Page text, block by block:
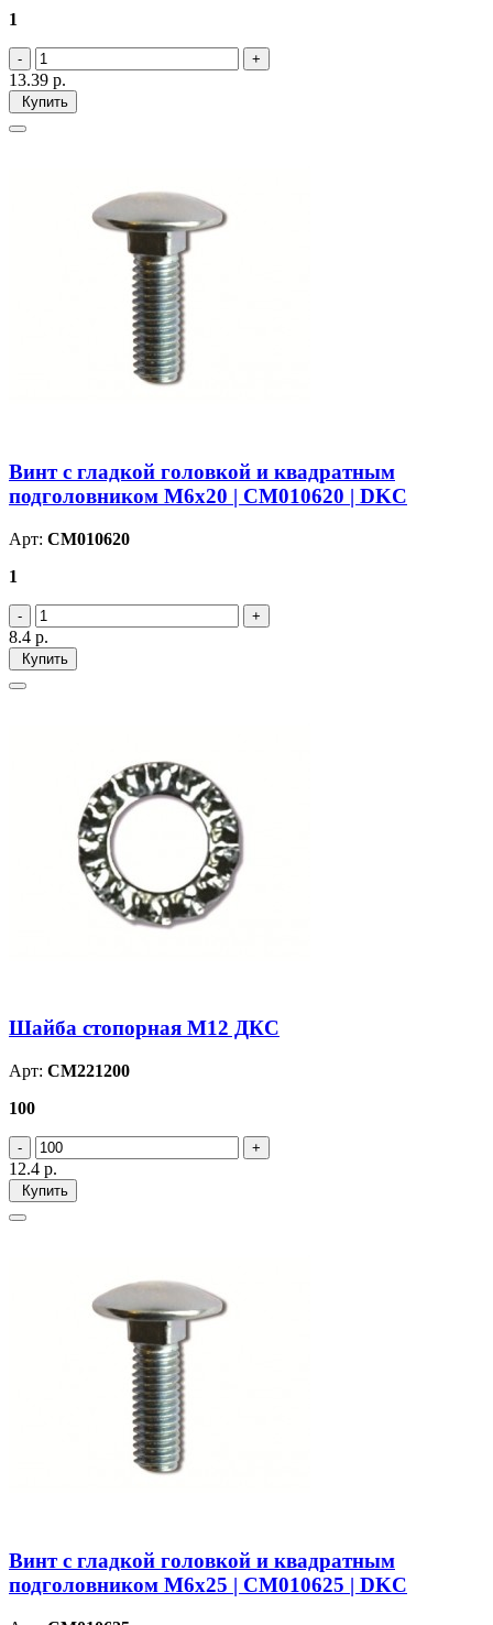
1
13.39 р.
Купить
Винт с гладкой головкой и квадратным
подголовником М6х20 | CM010620 | DKC
Арт: CM010620
1
8.4 р.
Купить
Шайба стопорная М12 ДКС
Арт: CM221200
100
12.4 р.
Купить
Винт с гладкой головкой и квадратным
подголовником М6х25 | CM010625 | DKC